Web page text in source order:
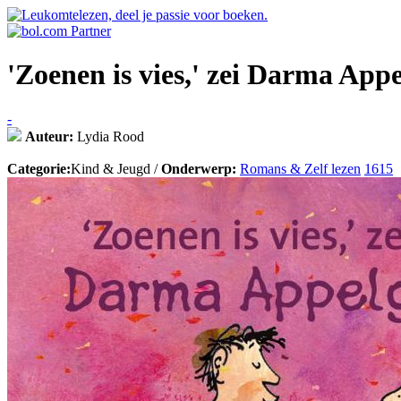
'Zoenen is vies,' zei Darma
-
Auteur: Lydia Rood
Categorie:Kind & Jeugd /Onderwerp: Romans & Zelf lezen 1615